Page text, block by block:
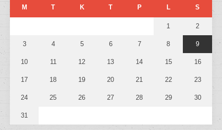
M T K T P L S
1 2
3 4 5 6 7 8 9
10 11 12 13 14 15 16
17 18 19 20 21 22 23
24 25 26 27 28 29 30
31